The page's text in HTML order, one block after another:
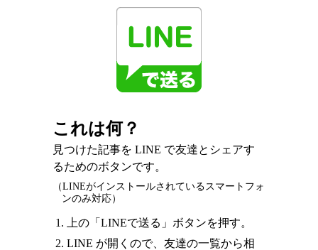
これは何？
見つけた記事を LINE で友達とシェアす
るためのボタンです。
（LINEがインストールされているスマートフォ
ンのみ対応）
上の「LINEで送る」ボタンを押す。
LINE が開くので、友達の一覧から相